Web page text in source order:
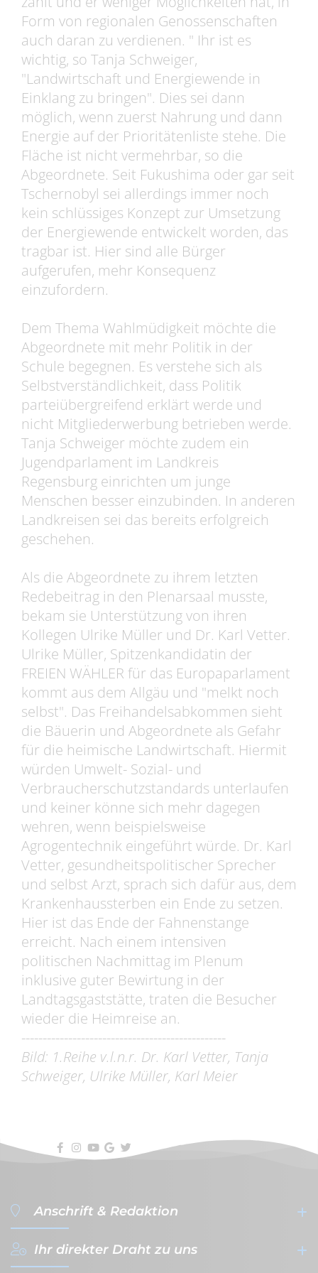
Form von regionalen Genossenschaften
auch daran zu verdienen. " Ihr ist es
wichtig, so Tanja Schweiger,
"Landwirtschaft und Energiewende in
Einklang zu bringen". Dies sei dann
möglich, wenn zuerst Nahrung und dann
Energie auf der Prioritätenliste stehe. Die
Fläche ist nicht vermehrbar, so die
Abgeordnete. Seit Fukushima oder gar seit
Tschernobyl sei allerdings immer noch
kein schlüssiges Konzept zur Umsetzung
der Energiewende entwickelt worden, das
tragbar ist. Hier sind alle Bürger
aufgerufen, mehr Konsequenz
einzufordern.
Dem Thema Wahlmüdigkeit möchte die
Abgeordnete mit mehr Politik in der
Schule begegnen. Es verstehe sich als
Selbstverständlichkeit, dass Politik
parteiübergreifend erklärt werde und
nicht Mitgliederwerbung betrieben werde.
Tanja Schweiger möchte zudem ein
Jugendparlament im Landkreis
Regensburg einrichten um junge
Menschen besser einzubinden. In anderen
Landkreisen sei das bereits erfolgreich
geschehen.
Als die Abgeordnete zu ihrem letzten
Redebeitrag in den Plenarsaal musste,
bekam sie Unterstützung von ihren
Kollegen Ulrike Müller und Dr. Karl Vetter.
Ulrike Müller, Spitzenkandidatin der
FREIEN WÄHLER für das Europaparlament
kommt aus dem Allgäu und "melkt noch
selbst". Das Freihandelsabkommen sieht
die Bäuerin und Abgeordnete als Gefahr
für die heimische Landwirtschaft. Hiermit
würden Umwelt- Sozial- und
Verbraucherschutzstandards unterlaufen
und keiner könne sich mehr dagegen
wehren, wenn beispielsweise
Agrogentechnik eingeführt würde. Dr. Karl
Vetter, gesundheitspolitischer Sprecher
und selbst Arzt, sprach sich dafür aus, dem
Krankenhaussterben ein Ende zu setzen.
Hier ist das Ende der Fahnenstange
erreicht. Nach einem intensiven
politischen Nachmittag im Plenum
inklusive guter Bewirtung in der
Landtagsgaststätte, traten die Besucher
wieder die Heimreise an.
------------------------------------------------
Bild: 1.Reihe v.l.n.r. Dr. Karl Vetter, Tanja
Schweiger, Ulrike Müller, Karl Meier
Anschrift & Redaktion
filterVERLAG GmbH & Co. KG
Ihr direkter Draht zu uns